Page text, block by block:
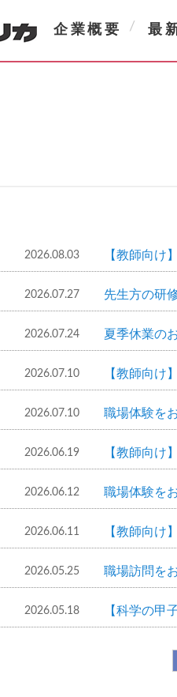
企業概要 最
2026.08.03 【教師向け
2026.07.27 先生方の研
2026.07.24 夏季休業の
2026.07.10 【教師向け
2026.07.10 職場体験を
2026.06.19 【教師向け
2026.06.12 職場体験を
2026.06.11 【教師向け
2026.05.25 職場訪問を
2026.05.18 【科学の甲